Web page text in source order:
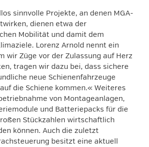
sinnvolle Projekte, an denen MGA-
dienen etwa der
Mobilität und damit dem
Lorenz Arnold nennt ein
wir Züge vor der Zulassung auf Herz
tragen wir dazu bei, dass sichere
neue Schienenfahrzeuge
die Schiene kommen.« Weiteres
von Montageanlagen,
und Batteriepacks für die
Stückzahlen wirtschaftlich
können. Auch die zuletzt
besitzt eine aktuell